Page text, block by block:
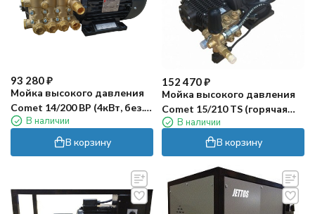
93 280₽
Мойка высокого давления
Comet 14/200 BP (4кВт, без.
эл.блока)
В наличии
В корзину
152 470₽
Мойка высокого давления
Comet 15/210 TS (горячая
вода)В наличии
В корзину